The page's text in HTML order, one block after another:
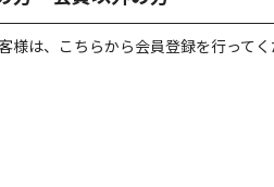
様は、こちらから会員登録を行って